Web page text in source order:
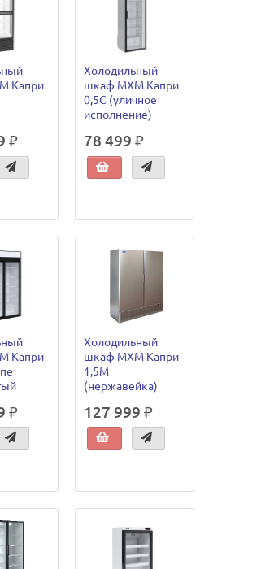
Капри
₽
Холодильный
шкаф МХМ Капри
0,5С (уличное
исполнение)
78 499 ₽
Капри
₽
Холодильный
шкаф МХМ Капри
1,5М
(нержавейка)
127 999 ₽